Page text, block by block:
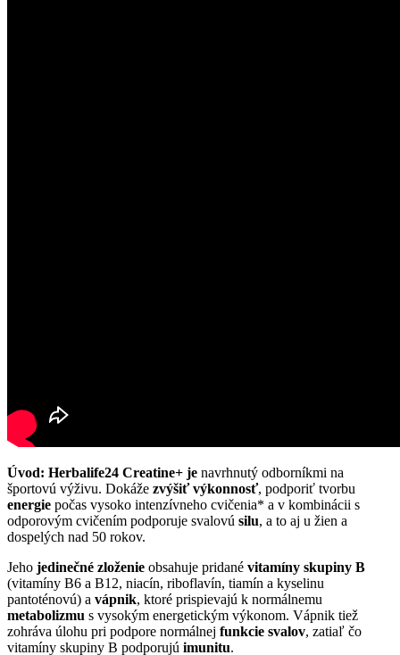
Úvod: Herbalife24 Creatine+ je navrhnutý odborníkmi na
športovú výživu. Dokáže zvýšiť výkonnosť, podporiť tvorbu
energie počas vysoko intenzívneho cvičenia* a v kombinácii s
odporovým cvičením podporuje svalovú silu, a to aj u žien a
dospelých nad 50 rokov.
Jeho jedinečné zloženie obsahuje pridané vitamíny skupiny B
(vitamíny B6 a B12, niacín, riboflavín, tiamín a kyselinu
pantoténovú) a vápnik, ktoré prispievajú k normálnemu
metabolizmu s vysokým energetickým výkonom. Vápnik tiež
zohráva úlohu pri podpore normálnej funkcie svalov, zatiaľ čo
vitamíny skupiny B podporujú imunitu.